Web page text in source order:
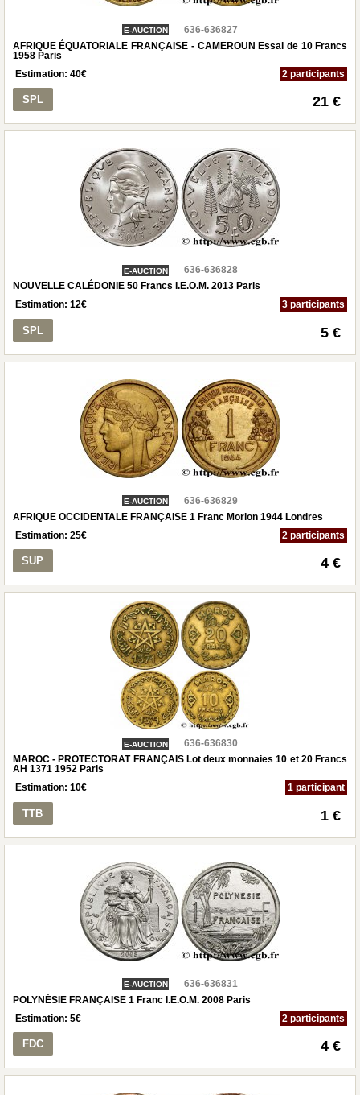
E-AUCTION
636-636827
AFRIQUE ÉQUATORIALE FRANÇAISE - CAMEROUN Essai de 10 Francs
1958 Paris
Estimation: 40€ 2 participants
SPL 21 €
E-AUCTION
636-636828
NOUVELLE CALÉDONIE 50 Francs I.E.O.M. 2013 Paris
Estimation: 12€ 3 participants
SPL 5 €
E-AUCTION
636-636829
AFRIQUE OCCIDENTALE FRANÇAISE 1 Franc Morlon 1944 Londres
Estimation: 25€ 2 participants
SUP 4 €
E-AUCTION
636-636830
MAROC - PROTECTORAT FRANÇAIS Lot deux monnaies 10 et 20 Francs
AH 1371 1952 Paris
Estimation: 10€ 1 participant
TTB 1 €
E-AUCTION
636-636831
POLYNÉSIE FRANÇAISE 1 Franc I.E.O.M. 2008 Paris
Estimation: 5€ 2 participants
FDC 4 €